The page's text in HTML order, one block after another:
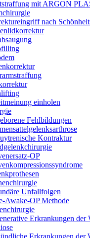
mit ARGON
nach
einholen
Fehlbildungen
Kontraktur
OP
Unfallfolgen
Awake-OP Methode
Erkrankungen der
Erkrankungen der